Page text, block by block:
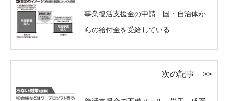
事業復活支援金の申請 国・自治体か
らの給付金を受給している…
次の記事 >>